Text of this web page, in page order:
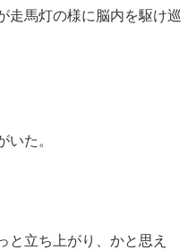
走馬灯の様に脳内を駆け巡
いた。
と立ち上がり、かと思え